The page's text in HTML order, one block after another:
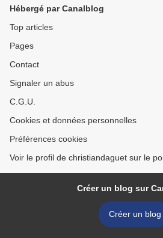
Hébergé par Canalblog
Top articles
Pages
Contact
Signaler un abus
C.G.U.
Cookies et données personnelles
Préférences cookies
Voir le profil de christiandaguet sur le
Créer un blog sur
Créer un blog